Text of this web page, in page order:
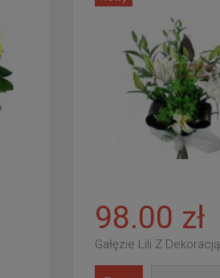
98.00 zł
Gałęzie Lili Z Dekoracją